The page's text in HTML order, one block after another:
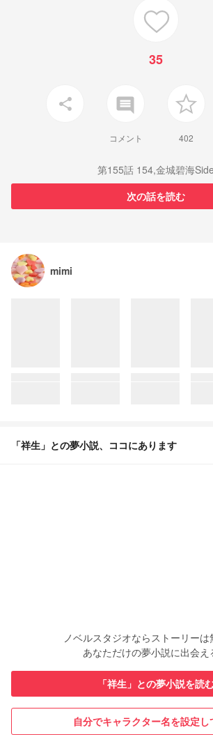
35
share insert_comment
コメント 402
第155話 154,金城碧海Side
次の話を読む
mimi
「祥生」との夢小説、ココにあります
ノベルスタジオならストーリーは
あなただけの夢小説に出会え
「祥生」との夢小説を読
自分でキャラクター名を設定し